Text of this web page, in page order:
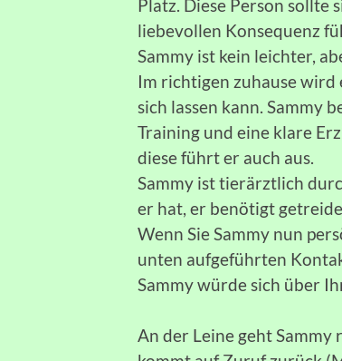
Platz. Diese Person sollte
liebevollen Konsequenz
Sammy ist kein leichter,
Im richtigen zuhause wird
sich lassen kann. Sammy
Training und eine klare
diese führt er auch aus.
Sammy ist tierärztlich
er hat, er benötigt
Wenn Sie Sammy nun
unten aufgeführten
Sammy würde sich über
An der Leine geht